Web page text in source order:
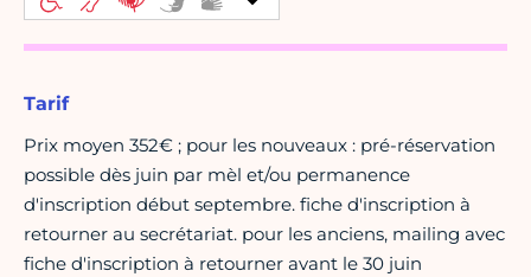
Tarif
Prix moyen 352€ ; pour les nouveaux : pré-réservation
possible dès juin par mèl et/ou permanence
d'inscription début septembre. fiche d'inscription à
retourner au secrétariat. pour les anciens, mailing avec
fiche d'inscription à retourner avant le 30 juin